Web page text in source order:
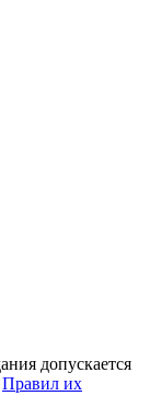
допускается
Правил их